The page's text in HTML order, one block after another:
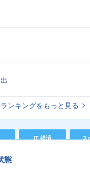
ンキングをもっと見る
IT 経済 ス
態